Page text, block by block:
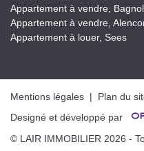
Appartement à vendre,
Appartement à vendre,
Appartement à louer, Sees
Mentions légales | Plan du
Designé et développé par
© LAIR IMMOBILIER 2026 -